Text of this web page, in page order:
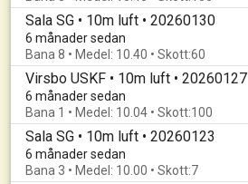
Sala SG • 10m luft • 20260130
6 månader sedan
Bana 8 • Medel: 10.40 • Skott:60
Virsbo USKF • 10m luft • 20260127
6 månader sedan
Bana 1 • Medel: 10.04 • Skott:100
Sala SG • 10m luft • 20260123
6 månader sedan
Bana 3 • Medel: 10.00 • Skott:7